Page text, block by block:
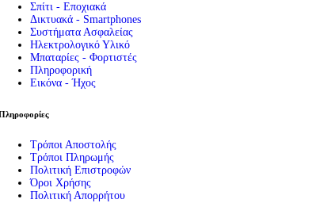
Όργανα Μέτρησης
Ανεμόμετρα
Αμπεροτσιμπίδες
Μετρητές Αποστάσεων & Παχύμετρα
Εργαλεία
Πένσες & Κόφτες
Σπίτι - Εποχιακά
Δικτυακά - Smartphones
Συστήματα Ασφαλείας
Ηλεκτρολογικό Υλικό
Μπαταρίες - Φορτιστές
Πληροφορική
Εικόνα - Ήχος
Τρόποι Αποστολής
Τρόποι Πληρωμής
Πολιτική Επιστροφών
Όροι Χρήσης
Πολιτική Απορρήτου